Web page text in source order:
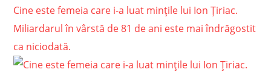
Cine este femeia care i-a luat mințile lui Ion Țiriac.
Miliardarul în vârstă de 81 de ani este mai îndrăgostit
ca niciodată.